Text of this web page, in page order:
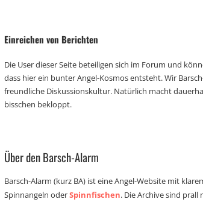
Einreichen von Berichten
Die User dieser Seite beteiligen sich im Forum und
dass hier ein bunter Angel-Kosmos entsteht. Wir
freundliche Diskussionskultur. Natürlich macht
bisschen bekloppt.
Über den Barsch-Alarm
Barsch-Alarm (kurz BA) ist eine Angel-Website mit
Spinnangeln oderSpinnfischen. Die Archive sind prall